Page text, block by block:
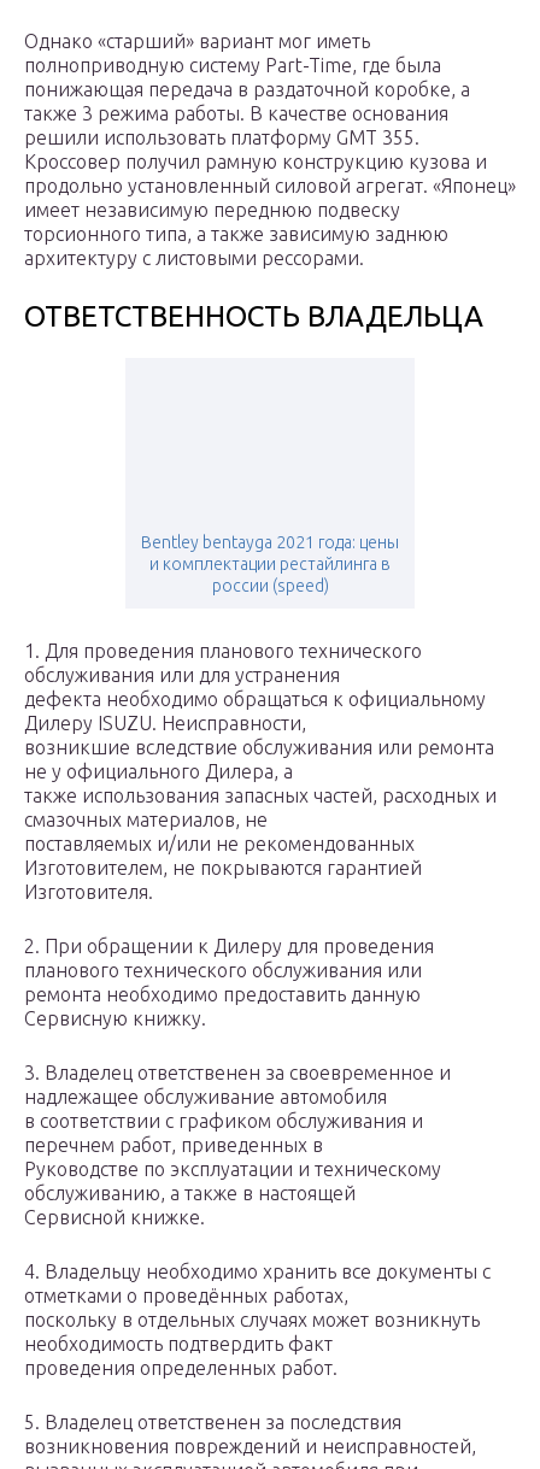
Однако «старший» вариант мог иметь
полноприводную систему Part-Time, где была
понижающая передача в раздаточной коробке, а
также 3 режима работы. В качестве основания
решили использовать платформу GMT 355.
Кроссовер получил рамную конструкцию кузова и
продольно установленный силовой агрегат. «Японец»
имеет независимую переднюю подвеску
торсионного типа, а также зависимую заднюю
архитектуру с листовыми рессорами.
ОТВЕТСТВЕННОСТЬ ВЛАДЕЛЬЦА
Bentley bentayga 2021 года: цены
и комплектации рестайлинга в
россии (speed)
1. Для проведения планового технического
обслуживания или для устранения
дефекта необходимо обращаться к официальному
Дилеру ISUZU. Неисправности,
возникшие вследствие обслуживания или ремонта
не у официального Дилера, а
также использования запасных частей, расходных и
смазочных материалов, не
поставляемых и/или не рекомендованных
Изготовителем, не покрываются гарантией
Изготовителя.
2. При обращении к Дилеру для проведения
планового технического обслуживания или
ремонта необходимо предоставить данную
Сервисную книжку.
3. Владелец ответственен за своевременное и
надлежащее обслуживание автомобиля
в соответствии с графиком обслуживания и
перечнем работ, приведенных в
Руководстве по эксплуатации и техническому
обслуживанию, а также в настоящей
Сервисной книжке.
4. Владельцу необходимо хранить все документы с
отметками о проведённых работах,
поскольку в отдельных случаях может возникнуть
необходимость подтвердить факт
проведения определенных работ.
5. Владелец ответственен за последствия
возникновения повреждений и неисправностей,